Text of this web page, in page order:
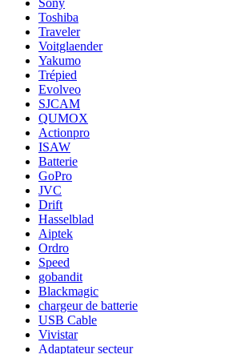
Sony
Toshiba
Traveler
Voitglaender
Yakumo
Trépied
Evolveo
SJCAM
QUMOX
Actionpro
ISAW
Batterie
GoPro
JVC
Drift
Hasselblad
Aiptek
Ordro
Speed
gobandit
Blackmagic
chargeur de batterie
USB Cable
Vivistar
Adaptateur secteur